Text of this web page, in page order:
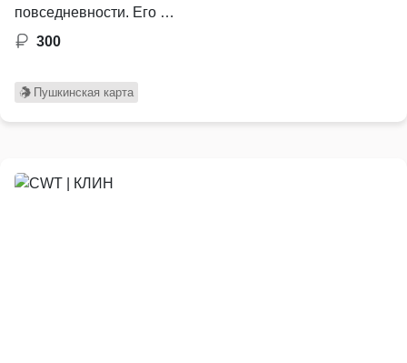
повседневности. Его …
300
Пушкинская карта